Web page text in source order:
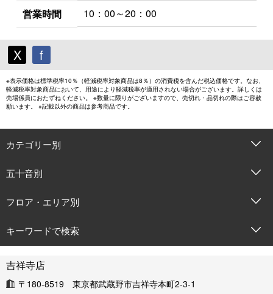
営業時間
10：00～20：00
X f
※表示価格は標準税率10％（軽減税率対象商品は8％）の消費税を含んだ税込価格です。なお、
軽減税率対象商品において、用途により軽減税率が適用されない場合がございます。詳しくは
売場係員におたずねください。 ※数量に限りがございますので、売切れ・品切れの際はご容赦
願います。 ※記載以外の商品は参考商品です。
カテゴリー別
五十音別
フロア・エリア別
キーワードで検索
吉祥寺店
〒180-8519 東京都武蔵野市吉祥寺本町2-3-1